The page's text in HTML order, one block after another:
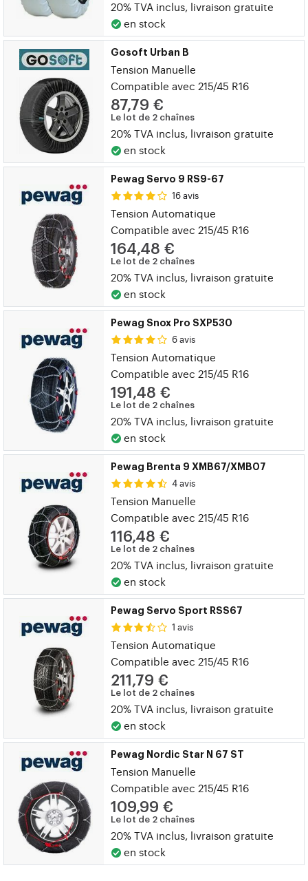
20% TVA inclus, livraison gratuite
en stock
Gosoft Urban B
Tension Manuelle
Compatible avec 215/45 R16
87,79 €
Le lot de 2 chaînes
20% TVA inclus, livraison gratuite
en stock
Pewag Servo 9 RS9-67
16 avis
Tension Automatique
Compatible avec 215/45 R16
164,48 €
Le lot de 2 chaînes
20% TVA inclus, livraison gratuite
en stock
Pewag Snox Pro SXP530
6 avis
Tension Automatique
Compatible avec 215/45 R16
191,48 €
Le lot de 2 chaînes
20% TVA inclus, livraison gratuite
en stock
Pewag Brenta 9 XMB67/XMB07
4 avis
Tension Manuelle
Compatible avec 215/45 R16
116,48 €
Le lot de 2 chaînes
20% TVA inclus, livraison gratuite
en stock
Pewag Servo Sport RSS67
1 avis
Tension Automatique
Compatible avec 215/45 R16
211,79 €
Le lot de 2 chaînes
20% TVA inclus, livraison gratuite
en stock
Pewag Nordic Star N 67 ST
Tension Manuelle
Compatible avec 215/45 R16
109,99 €
Le lot de 2 chaînes
20% TVA inclus, livraison gratuite
en stock